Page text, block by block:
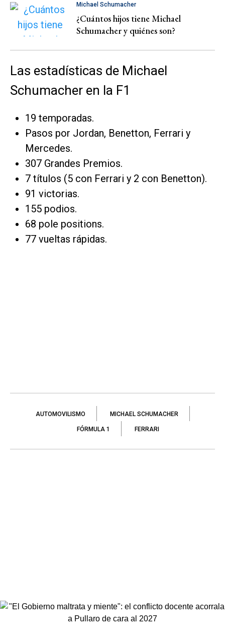
Michael Schumacher
¿Cuántos hijos tiene Michael
Schumacher y quiénes son?
Las estadísticas de Michael
Schumacher en la F1
19 temporadas.
Pasos por Jordan, Benetton, Ferrari y
Mercedes.
307 Grandes Premios.
7 títulos (5 con Ferrari y 2 con Benetton).
91 victorias.
155 podios.
68 pole positions.
77 vueltas rápidas.
AUTOMOVILISMO MICHAEL SCHUMACHER
FÓRMULA 1 FERRARI